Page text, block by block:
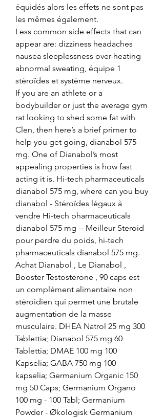
équidés alors les effets ne sont pas
les mêmes également.
Less common side effects that can
appear are: dizziness headaches
nausea sleeplessness over-heating
abnormal sweating, équipe 1
stéroïdes et système nerveux.
If you are an athlete or a
bodybuilder or just the average gym
rat looking to shed some fat with
Clen, then here’s a brief primer to
help you get going, dianabol 575
mg. One of Dianabol’s most
appealing properties is how fast
acting it is. Hi-tech pharmaceuticals
dianabol 575 mg, where can you buy
dianabol - Stéroïdes légaux à
vendre Hi-tech pharmaceuticals
dianabol 575 mg -- Meilleur Steroid
pour perdre du poids, hi-tech
pharmaceuticals dianabol 575 mg.
Achat Dianabol , Le Dianabol ,
Booster Testosterone , 90 caps est
un complément alimentaire non
stéroidien qui permet une brutale
augmentation de la masse
musculaire. DHEA Natrol 25 mg 300
Tablettia; Dianabol 575 mg 60
Tablettia; DMAE 100 mg 100
Kapselia; GABA 750 mg 100
kapselia; Germanium Organic 150
mg 50 Caps; Germanium Organo
100 mg - 100 Tabl; Germanium
Powder - Økologisk Germanium